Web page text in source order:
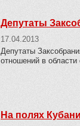
Депутаты
17.04.2013
Депутаты
отношений в области
На полях